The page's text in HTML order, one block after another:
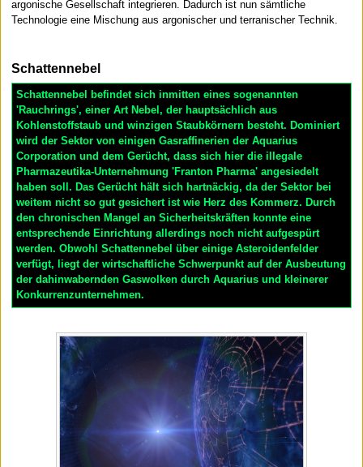
argonische Gesellschaft integrieren. Dadurch ist nun sämtliche
Technologie eine Mischung aus argonischer und terranischer Technik.
Schattennebel
Schattennebel befindet sich inmitten eines sogenannten
'Rauchrings', einer Art Nebel, der hauptsächlich aus
Kohlenstoffstaub und winzigen Staubkörnern besteht. Dominiert
wird der Sektor von einigen Gasraffinerien der Aquarius
Corporation und dem Gerücht, dass sich hier die illegale
Pharmazeutika-Unternehmung 'Franton Pharma' angesiedelt
haben soll. Das Gerücht hält sich hartnäckig, da der Sektor bei
weitem nicht so gut gesichert ist wie Herz des Kommerz. Durch
den chronischen Mangel an Sicherheitskräften konnte eine
entsprechende Einrichtung allerdings noch nicht aufgespürt
werden. Obwohl Schattennebel über einige Asteroidenfelder
verfügt, liegt der wirtschaftliche Schwerpunkt auf der Ausbeutung
der dahinwabernden Gaswolken durch Aquarius und kleinerer
Konkurrenzunternehmen.